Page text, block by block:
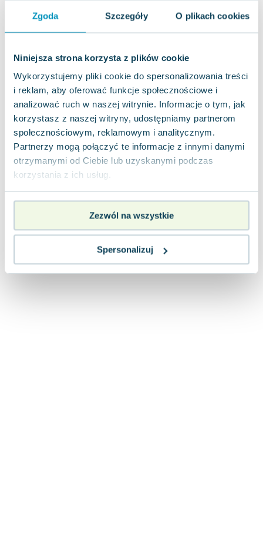
Zgoda Szczegóły O plikach cookies
Niniejsza strona korzysta z plików cookie
Wykorzystujemy pliki cookie do spersonalizowania treści
i reklam, aby oferować funkcje społecznościowe i
analizować ruch w naszej witrynie. Informacje o tym, jak
korzystasz z naszej witryny, udostępniamy partnerom
społecznościowym, reklamowym i analitycznym.
Partnerzy mogą połączyć te informacje z innymi danymi
otrzymanymi od Ciebie lub uzyskanymi podczas
korzystania z ich usług.
Zezwól na wszystkie
Spersonalizuj
Ajahn Brahm
Lucinda Riley